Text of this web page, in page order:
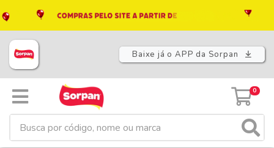
Baixe já o APP da Sorpan
0